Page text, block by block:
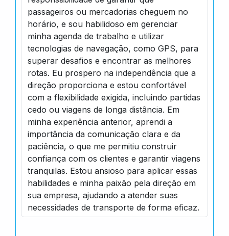
passageiros ou mercadorias cheguem no
horário, e sou habilidoso em gerenciar
minha agenda de trabalho e utilizar
tecnologias de navegação, como GPS, para
superar desafios e encontrar as melhores
rotas. Eu prospero na independência que a
direção proporciona e estou confortável
com a flexibilidade exigida, incluindo partidas
cedo ou viagens de longa distância. Em
minha experiência anterior, aprendi a
importância da comunicação clara e da
paciência, o que me permitiu construir
confiança com os clientes e garantir viagens
tranquilas. Estou ansioso para aplicar essas
habilidades e minha paixão pela direção em
sua empresa, ajudando a atender suas
necessidades de transporte de forma eficaz.